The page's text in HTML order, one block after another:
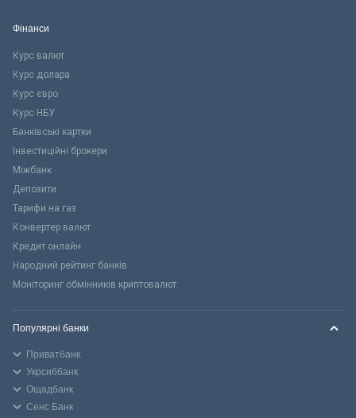
Фінанси
Курс валют
Курс долара
Курс євро
Курс НБУ
Банківські картки
Інвестиційні брокери
Міжбанк
Депозити
Тарифи на газ
Конвертер валют
Кредит онлайн
Народний рейтинг банків
Моніторинг обмінників криптовалют
Популярні банки
Приватбанк
Укрсиббанк
Ощадбанк
Сенс Банк